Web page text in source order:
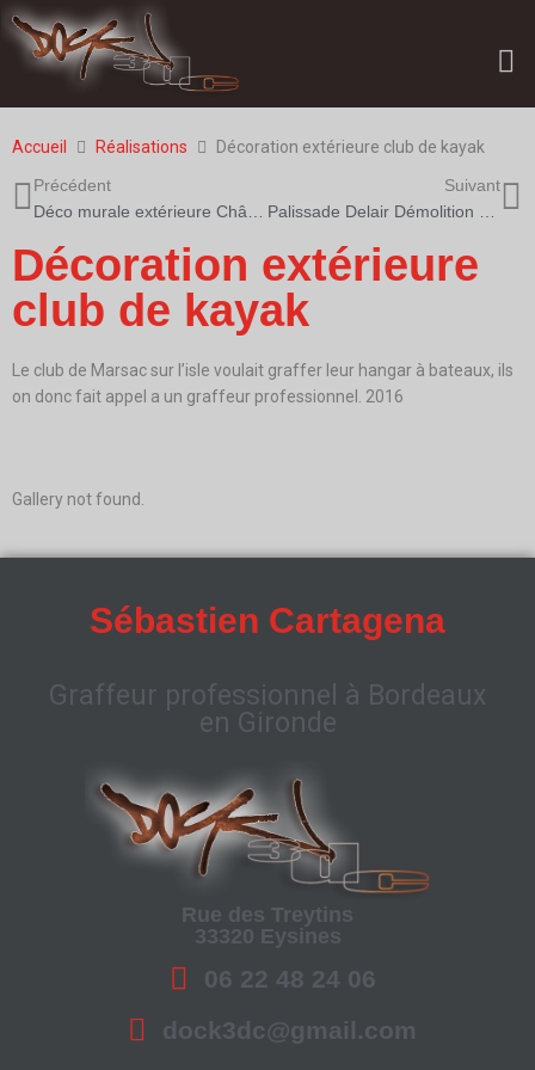
Accueil Réalisations
Décoration extérieure club de kayak
Précédent
Suivant
Décoration extérieure
club de kayak
Le club de Marsac sur l’isle voulait graffer leur hangar à bateaux, ils
on donc fait appel a un graffeur professionnel. 2016
Gallery not found.
Sébastien Cartagena
Graffeur professionnel à Bordeaux
en Gironde
Rue des Treytins
33320 Eysines
06 22 48 24 06
dock3dc@gmail.com